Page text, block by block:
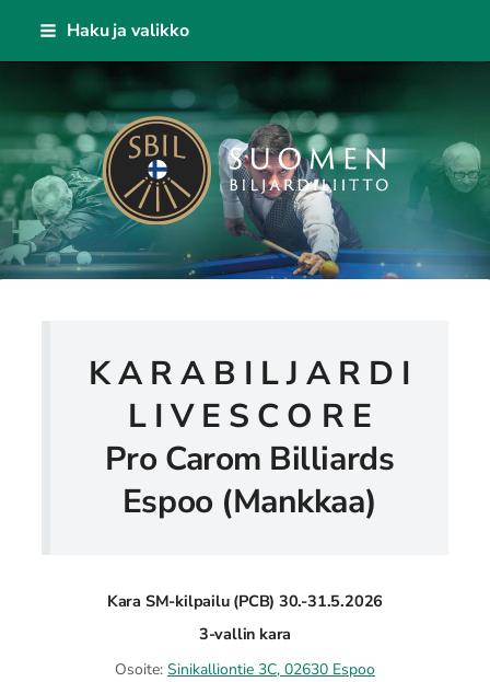
Siirry
Haku ja valikko
Suomen Biljardiliitto ry
K A R A B I L J A R D I
L I V E S C O R E
Pro Carom Billiards
Espoo (Mankkaa)
Kara SM-kilpailu (PCB) 30.-31.5.2026
3-vallin kara
Osoite: Sinikalliontie 3C, 02630 Espoo